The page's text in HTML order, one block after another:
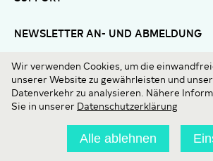
NEWSLETTER AN- UND ABMELDUNG
E-Mail
Wir verwenden Cookies, um die
unserer Website zu gewährleisten und
Datenverkehr zu analysieren. Nähere
Sie in unserer Datenschutzerklärung
Alle ablehnen